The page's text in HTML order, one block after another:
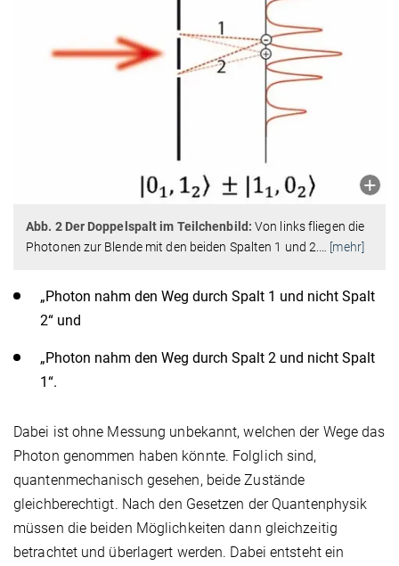
Abb. 2 Der Doppelspalt im Teilchenbild: Von links fliegen die
Photonen zur Blende mit den beiden Spalten 1 und 2.
[mehr]
„Photon nahm den Weg durch Spalt 1 und nicht Spalt
2“ und
„Photon nahm den Weg durch Spalt 2 und nicht Spalt
1“.
Dabei ist ohne Messung unbekannt, welchen der Wege das
Photon genommen haben könnte. Folglich sind,
quantenmechanisch gesehen, beide Zustände
gleichberechtigt. Nach den Gesetzen der Quantenphysik
müssen die beiden Möglichkeiten dann gleichzeitig
betrachtet und überlagert werden. Dabei entsteht ein